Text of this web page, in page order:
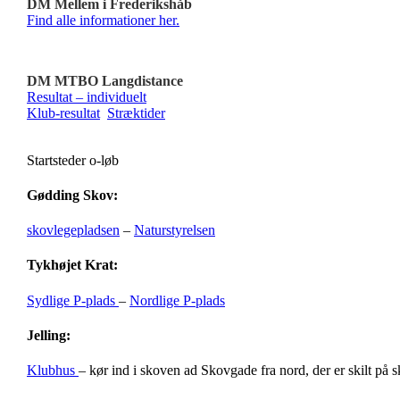
DM Mellem i Frederikshåb
Find alle informationer her.
DM MTBO Langdistance
Resultat – individuelt
Klub-resultat Stræktider
Startsteder o-løb
Gødding Skov:
skovlegepladsen – Naturstyrelsen
Tykhøjet Krat:
Sydlige P-plads – Nordlige P-plads
Jelling:
Klubhus – kør ind i skoven ad Skovgade fra nord, der er skilt på